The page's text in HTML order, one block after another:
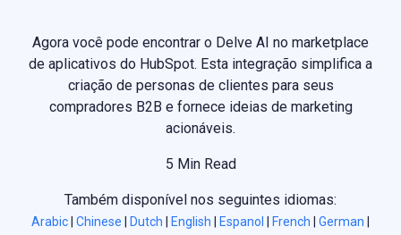
Agora você pode encontrar o Delve AI no marketplace
de aplicativos do HubSpot. Esta integração simplifica a
criação de personas de clientes para seus
compradores B2B e fornece ideias de marketing
acionáveis.
5 Min Read
Também disponível nos seguintes idiomas:
Arabic Chinese Dutch English Espanol French German